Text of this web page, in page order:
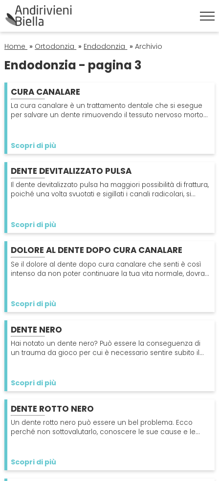
HOME
Corona Dentale
Sbiancamento Denti
IGIENE ORALE
Pulizia Denti
Apparecchio
Endodonzia
PATOLOGIE
Alitosi
PROTESI
Impianti
Protesi Dentali
SPECIALISTI
Dentista
Impianti Dentali
Sbiancamento Dentale
Home » Ortodonzia » Endodonzia » Archivio
Endodonzia - pagina 3
CURA CANALARE
La cura canalare è un trattamento dentale che si esegue
per salvare un dente rimuovendo il tessuto nervoso morto
Scopri di più
DENTE DEVITALIZZATO PULSA
Il dente devitalizzato pulsa ha maggiori possibilità di frattura,
poiché una volta svuotati e sigillati i canali radicolari, si
Scopri di più
DOLORE AL DENTE DOPO CURA CANALARE
Se il dolore al dente dopo cura canalare che senti è così
intenso da non poter continuare la tua vita normale, dovrai
Scopri di più
DENTE NERO
Hai notato un dente nero? Può essere la conseguenza di
un trauma da gioco per cui è necessario sentire subito il
Scopri di più
DENTE ROTTO NERO
Un dente rotto nero può essere un bel problema. Ecco
perché non sottovalutarlo, conoscere le sue cause e le
Scopri di più